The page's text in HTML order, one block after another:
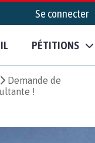
Se connecter
PÉTITIONS
Demande de
!